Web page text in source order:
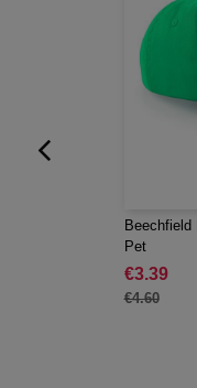
Beechfield
Pet
€3.39
€4.60